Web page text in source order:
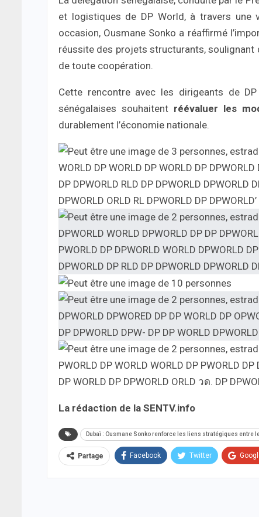
et logistiques de DP World, à travers une
occasion, Ousmane Sonko a réaffirmé
réussite des projets structurants,
de toute coopération.
Cette rencontre avec les dirigeants de
sénégalaises souhaitent réévaluer les
durablement l’économie nationale.
La rédaction de la SENTV.info
Dubaï : Ousmane Sonko renforce les liens stratégiques entre
Partage Facebook Twitter